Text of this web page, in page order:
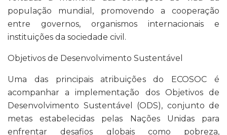
população mundial, promovendo a cooperação
entre governos, organismos internacionais e
instituições da sociedade civil.
Objetivos de Desenvolvimento Sustentável
Uma das principais atribuições do ECOSOC é
acompanhar a implementação dos Objetivos de
Desenvolvimento Sustentável (ODS), conjunto de
metas estabelecidas pelas Nações Unidas para
enfrentar desafios globais como pobreza,